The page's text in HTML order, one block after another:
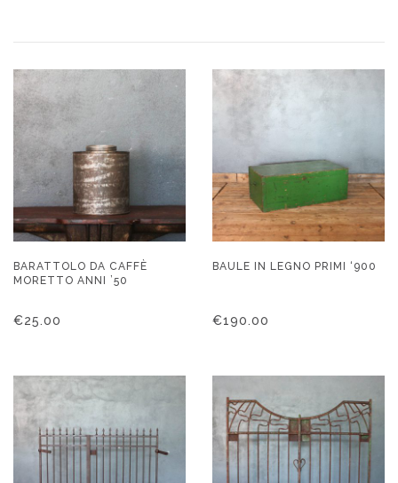
BARATTOLO DA CAFFÈ
MORETTO ANNI ’50
€25.00
BAULE IN LEGNO PRIMI ‘900
€190.00